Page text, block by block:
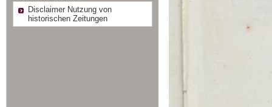
Disclaimer Nutzung von
historischen Zeitungen